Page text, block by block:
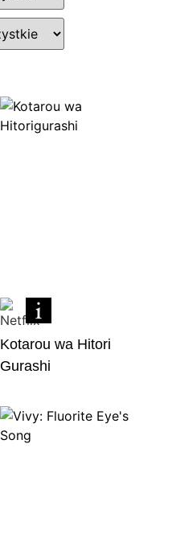
Kotarou wa Hitori
Gurashi